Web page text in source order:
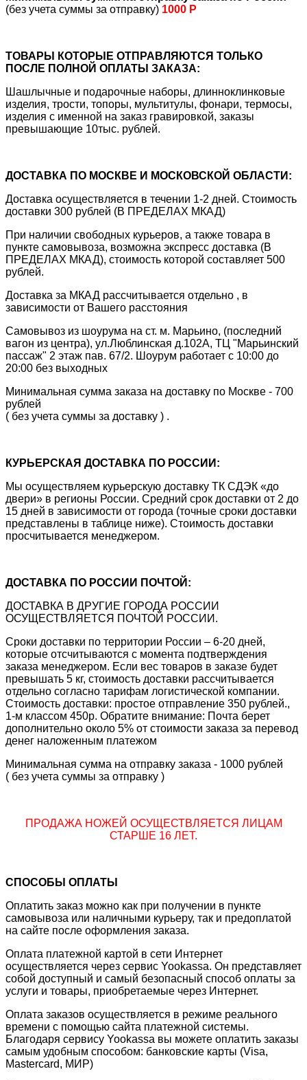
(без учета суммы за отправку) 1000 Р
ТОВАРЫ КОТОРЫЕ ОТПРАВЛЯЮТСЯ ТОЛЬКО
ПОСЛЕ ПОЛНОЙ ОПЛАТЫ ЗАКАЗА:
Шашлычные и подарочные наборы, длинноклинковые
изделия, трости, топоры, мультитулы, фонари, термосы,
изделия с именной на заказ гравировкой, заказы
превышающие 10тыс. рублей.
ДОСТАВКА ПО МОСКВЕ И МОСКОВСКОЙ ОБЛАСТИ:
Доставка осуществляется в течении 1-2 дней. Стоимость
доставки 300 рублей (В ПРЕДЕЛАХ МКАД)
При наличии свободных курьеров, а также товара в
пункте самовывоза, возможна экспресс доставка (В
ПРЕДЕЛАХ МКАД), стоимость которой составляет 500
рублей.
Доставка за МКАД рассчитывается отдельно , в
зависимости от Вашего расстояния
Самовывоз из шоурума на ст. м. Марьино, (последний
вагон из центра), ул.Люблинская д.102А, ТЦ "Марьинский
пассаж" 2 этаж пав. 67/2. Шоурум работает с 10:00 до
20:00 без выходных
Минимальная сумма заказа на доставку по Москве - 700
рублей
( без учета суммы за доставку ) .
КУРЬЕРСКАЯ ДОСТАВКА ПО РОССИИ:
Мы осуществляем курьерскую доставку ТК СДЭК «до
двери» в регионы России. Средний срок доставки от 2 до
15 дней в зависимости от города (точные сроки доставки
представлены в таблице ниже). Стоимость доставки
просчитывается менеджером.
ДОСТАВКА ПО РОССИИ ПОЧТОЙ:
ДОСТАВКА В ДРУГИЕ ГОРОДА РОССИИ
ОСУЩЕСТВЛЯЕТСЯ ПОЧТОЙ РОССИИ.
Сроки доставки по территории России – 6-20 дней,
которые отсчитываются с момента подтверждения
заказа менеджером. Если вес товаров в заказе будет
превышать 5 кг, стоимость доставки рассчитывается
отдельно согласно тарифам логистической компании.
Стоимость доставки: простое отправление 350 рублей.,
1-м классом 450р. Обратите внимание: Почта берет
дополнительно около 5% от стоимости заказа за перевод
денег наложенным платежом
Минимальная сумма на отправку заказа - 1000 рублей
( без учета суммы за отправку )
ПРОДАЖА НОЖЕЙ ОСУЩЕСТВЛЯЕТСЯ ЛИЦАМ
СТАРШЕ 16 ЛЕТ.
СПОСОБЫ ОПЛАТЫ
Оплатить заказ можно как при получении в пункте
самовывоза или наличными курьеру, так и предоплатой
на сайте после оформления заказа.
Оплата платежной картой в сети Интернет
осуществляется через сервис Yookassa. Он представляет
собой доступный и самый безопасный способ оплаты за
услуги и товары, приобретаемые через Интернет.
Оплата заказов осуществляется в режиме реального
времени с помощью сайта платежной системы.
Благодаря сервису Yookassa вы можете оплатить заказы
самым удобным способом: банковские карты (Visa,
Mastercard, МИР)